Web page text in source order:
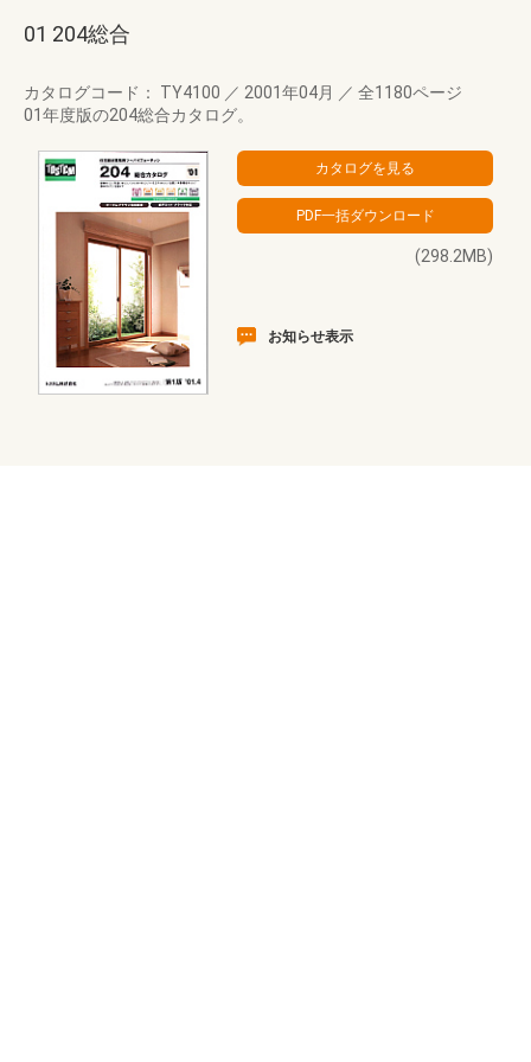
01 204総合
カタログコード： TY4100 ／ 2001年04月 ／ 全1180ページ
01年度版の204総合カタログ。
(298.2MB)
お知らせ表示